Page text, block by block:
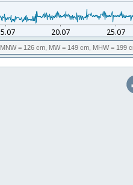
MNW= 126 cm, MW= 149 cm, MHW= 199